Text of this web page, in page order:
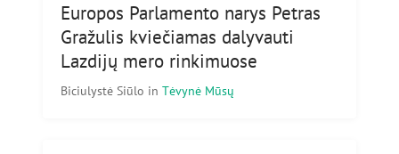
Europos Parlamento narys Petras
Gražulis kviečiamas dalyvauti
Lazdijų mero rinkimuose
Biciulystė Siūlo in Tėvynė Mūsų